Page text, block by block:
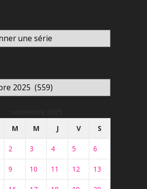
M M J V S
2 3 4 5 6
9 10 11 12 13